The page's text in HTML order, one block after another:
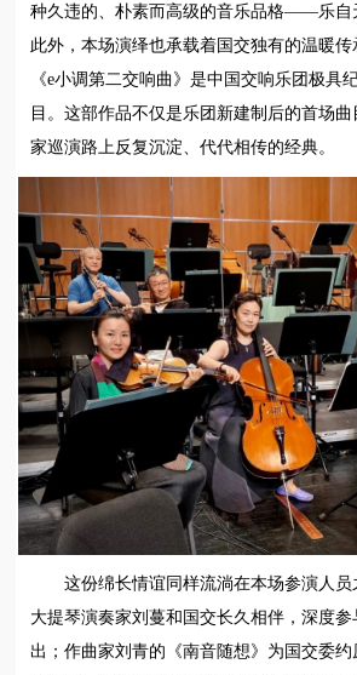
种久违的、朴素而高级的音乐品格——乐自
此外，本场演绎也承载着国交独有的温暖
《e小调第二交响曲》是中国交响乐团极具
目。这部作品不仅是乐团新建制后的首场
家巡演路上反复沉淀、代代相传的经典。
这份绵长情谊同样流淌在本场参演人
大提琴演奏家刘蔓和国交长久相伴，深度
出；作曲家刘青的《南音随想》为国交委